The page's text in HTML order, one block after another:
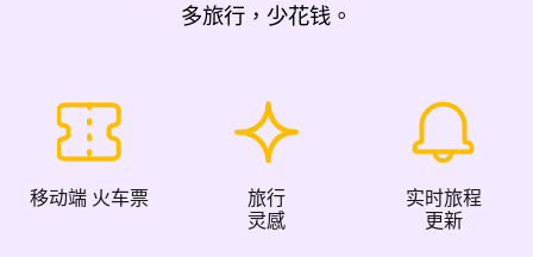
多旅行，少花钱。
移动端 火车票
旅行
灵感
实时旅程
更新